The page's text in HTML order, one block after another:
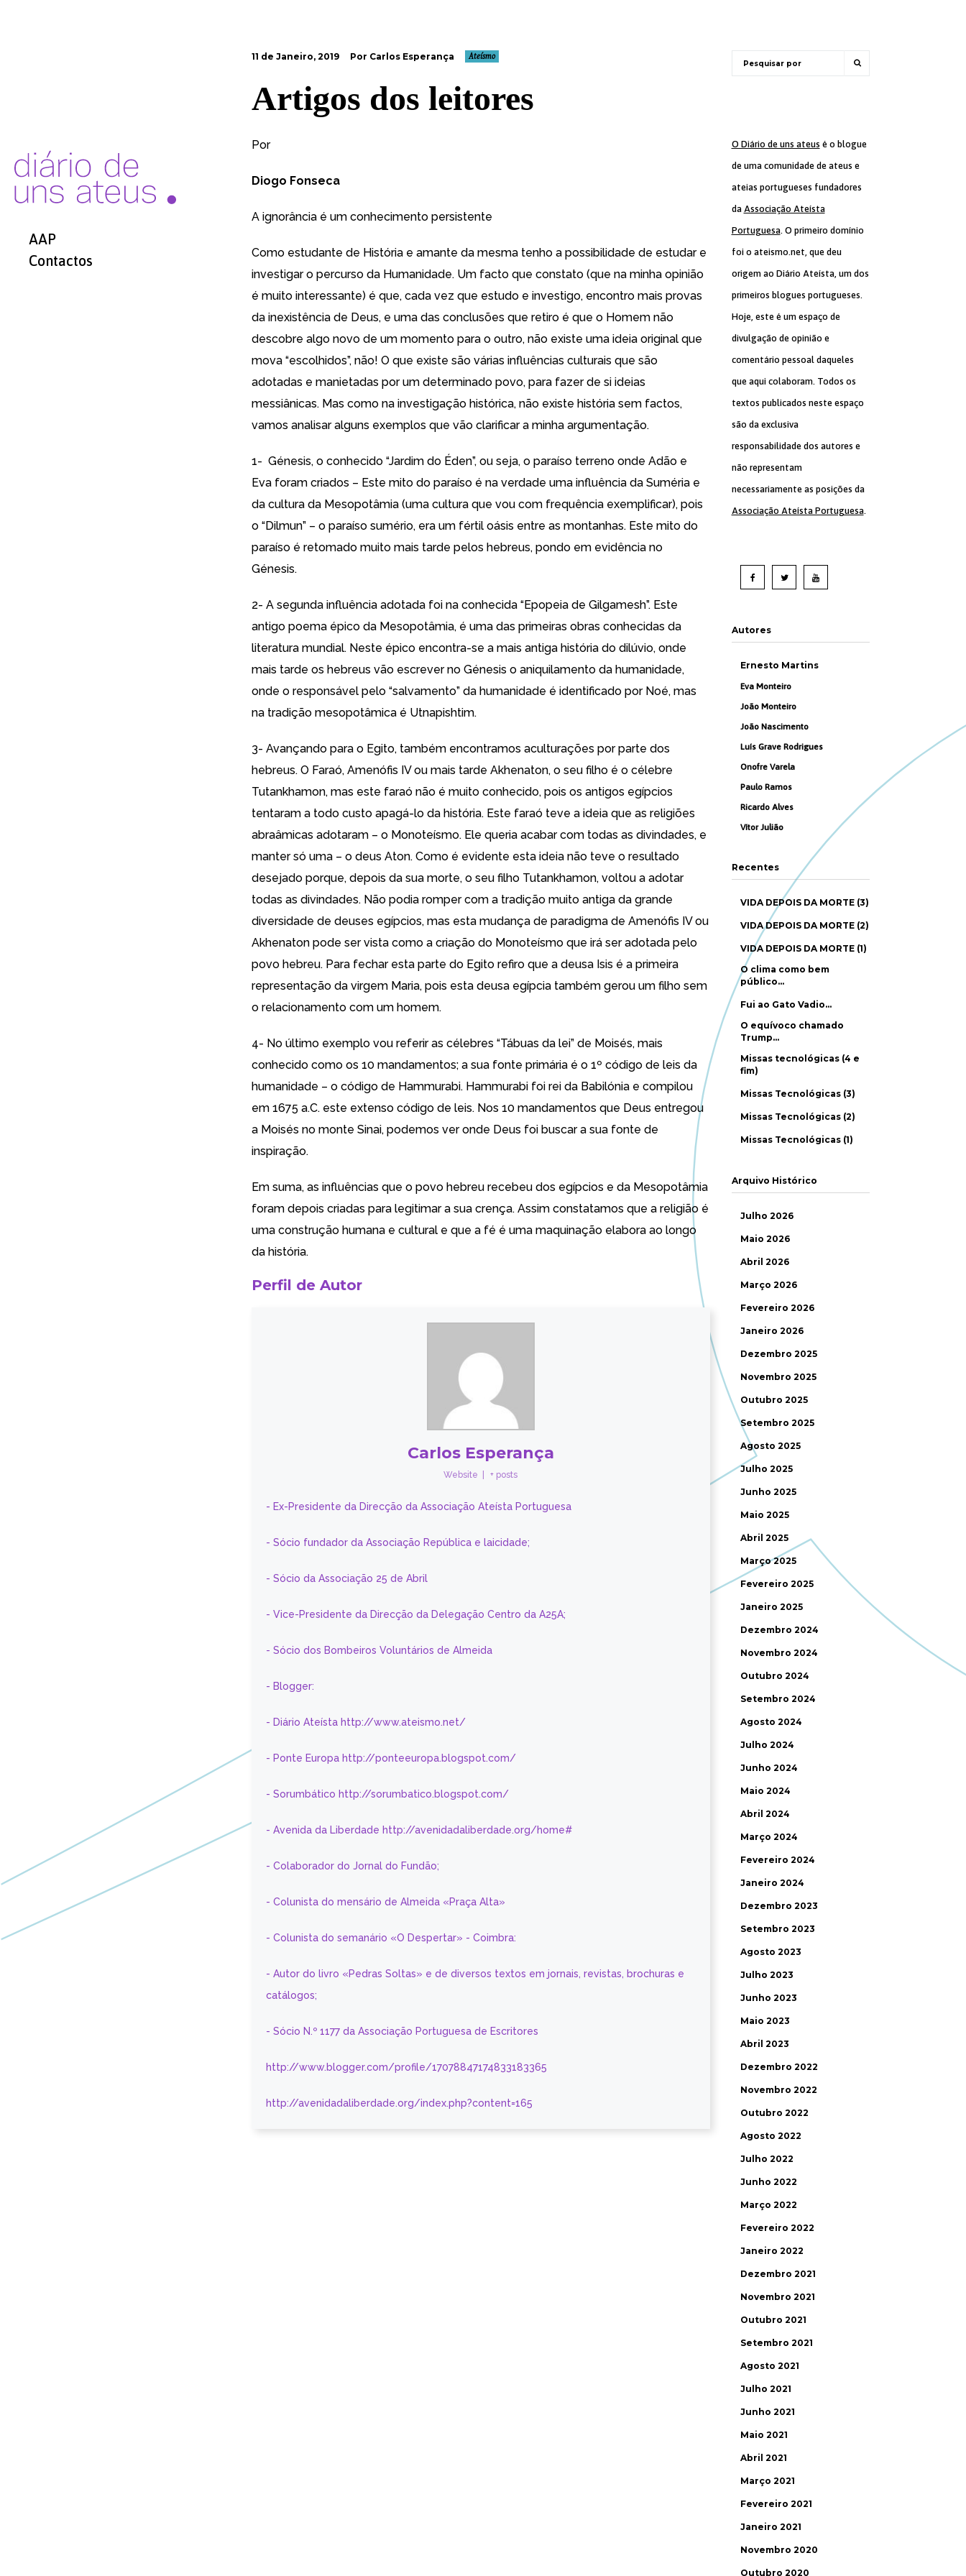
AAP
Contactos
11 de Janeiro, 2019 Por Carlos Esperança Ateísmo
Artigos dos leitores
Por
Diogo Fonseca
A ignorância é um conhecimento persistente
Como estudante de História e amante da mesma tenho a possibilidade de estudar e
investigar o percurso da Humanidade. Um facto que constato (que na minha opinião
é muito interessante) é que, cada vez que estudo e investigo, encontro mais provas
da inexistência de Deus, e uma das conclusões que retiro é que o Homem não
descobre algo novo de um momento para o outro, não existe uma ideia original que
mova “escolhidos”, não! O que existe são várias influências culturais que são
adotadas e manietadas por um determinado povo, para fazer de si ideias
messiânicas. Mas como na investigação histórica, não existe história sem factos,
vamos analisar alguns exemplos que vão clarificar a minha argumentação.
1- Génesis, o conhecido “Jardim do Éden”, ou seja, o paraíso terreno onde Adão e
Eva foram criados – Este mito do paraíso é na verdade uma influência da Suméria e
da cultura da Mesopotâmia (uma cultura que vou com frequência exemplificar), pois
o “Dilmun” – o paraíso sumério, era um fértil oásis entre as montanhas. Este mito do
paraíso é retomado muito mais tarde pelos hebreus, pondo em evidência no
Génesis.
2- A segunda influência adotada foi na conhecida “Epopeia de Gilgamesh”. Este
antigo poema épico da Mesopotâmia, é uma das primeiras obras conhecidas da
literatura mundial. Neste épico encontra-se a mais antiga história do dilúvio, onde
mais tarde os hebreus vão escrever no Génesis o aniquilamento da humanidade,
onde o responsável pelo “salvamento” da humanidade é identificado por Noé, mas
na tradição mesopotâmica é Utnapishtim.
3- Avançando para o Egito, também encontramos aculturações por parte dos
hebreus. O Faraó, Amenófis IV ou mais tarde Akhenaton, o seu filho é o célebre
Tutankhamon, mas este faraó não é muito conhecido, pois os antigos egípcios
tentaram a todo custo apagá-lo da história. Este faraó teve a ideia que as religiões
abraâmicas adotaram – o Monoteísmo. Ele queria acabar com todas as divindades, e
manter só uma – o deus Aton. Como é evidente esta ideia não teve o resultado
desejado porque, depois da sua morte, o seu filho Tutankhamon, voltou a adotar
todas as divindades. Não podia romper com a tradição muito antiga da grande
diversidade de deuses egípcios, mas esta mudança de paradigma de Amenófis IV ou
Akhenaton pode ser vista como a criação do Monoteísmo que irá ser adotada pelo
povo hebreu. Para fechar esta parte do Egito refiro que a deusa Isis é a primeira
representação da virgem Maria, pois esta deusa egípcia também gerou um filho sem
o relacionamento com um homem.
4- No último exemplo vou referir as célebres “Tábuas da lei” de Moisés, mais
conhecido como os 10 mandamentos; a sua fonte primária é o 1º código de leis da
humanidade – o código de Hammurabi. Hammurabi foi rei da Babilónia e compilou
em 1675 a.C. este extenso código de leis. Nos 10 mandamentos que Deus entregou
a Moisés no monte Sinai, podemos ver onde Deus foi buscar a sua fonte de
inspiração.
Em suma, as influências que o povo hebreu recebeu dos egípcios e da Mesopotâmia
foram depois criadas para legitimar a sua crença. Assim constatamos que a religião é
uma construção humana e cultural e que a fé é uma maquinação elabora ao longo
da história.
Perfil de Autor
Carlos Esperança
Website + posts
- Ex-Presidente da Direcção da Associação Ateísta Portuguesa
- Sócio fundador da Associação República e laicidade;
- Sócio da Associação 25 de Abril
- Vice-Presidente da Direcção da Delegação Centro da A25A;
- Sócio dos Bombeiros Voluntários de Almeida
- Blogger:
- Diário Ateísta http://www.ateismo.net/
- Ponte Europa http://ponteeuropa.blogspot.com/
- Sorumbático http://sorumbatico.blogspot.com/
- Avenida da Liberdade http://avenidadaliberdade.org/home#
- Colaborador do Jornal do Fundão;
- Colunista do mensário de Almeida «Praça Alta»
- Colunista do semanário «O Despertar» - Coimbra:
- Autor do livro «Pedras Soltas» e de diversos textos em jornais, revistas, brochuras e
catálogos;
- Sócio N.º 1177 da Associação Portuguesa de Escritores
http://www.blogger.com/profile/17078847174833183365
http://avenidadaliberdade.org/index.php?content=165
O Diário de uns ateus é o blogue
de uma comunidade de ateus e
ateias portugueses fundadores
da Associação Ateísta
Portuguesa. O primeiro domínio
foi o ateismo.net, que deu
origem ao Diário Ateísta, um dos
primeiros blogues portugueses.
Hoje, este é um espaço de
divulgação de opinião e
comentário pessoal daqueles
que aqui colaboram. Todos os
textos publicados neste espaço
são da exclusiva
responsabilidade dos autores e
não representam
necessariamente as posições da
Associação Ateísta Portuguesa.
Autores
Ernesto Martins
Eva Monteiro
João Monteiro
João Nascimento
Luís Grave Rodrigues
Onofre Varela
Paulo Ramos
Ricardo Alves
Vítor Julião
Recentes
VIDA DEPOIS DA MORTE (3)
VIDA DEPOIS DA MORTE (2)
VIDA DEPOIS DA MORTE (1)
O clima como bem
público…
Fui ao Gato Vadio…
O equívoco chamado
Trump…
Missas tecnológicas (4 e
fim)
Missas Tecnológicas (3)
Missas Tecnológicas (2)
Missas Tecnológicas (1)
Arquivo Histórico
Julho 2026
Maio 2026
Abril 2026
Março 2026
Fevereiro 2026
Janeiro 2026
Dezembro 2025
Novembro 2025
Outubro 2025
Setembro 2025
Agosto 2025
Julho 2025
Junho 2025
Maio 2025
Abril 2025
Março 2025
Fevereiro 2025
Janeiro 2025
Dezembro 2024
Novembro 2024
Outubro 2024
Setembro 2024
Agosto 2024
Julho 2024
Junho 2024
Maio 2024
Abril 2024
Março 2024
Fevereiro 2024
Janeiro 2024
Dezembro 2023
Setembro 2023
Agosto 2023
Julho 2023
Junho 2023
Maio 2023
Abril 2023
Dezembro 2022
Novembro 2022
Outubro 2022
Agosto 2022
Julho 2022
Junho 2022
Março 2022
Fevereiro 2022
Janeiro 2022
Dezembro 2021
Novembro 2021
Outubro 2021
Setembro 2021
Agosto 2021
Julho 2021
Junho 2021
Maio 2021
Abril 2021
Março 2021
Fevereiro 2021
Janeiro 2021
Novembro 2020
Outubro 2020